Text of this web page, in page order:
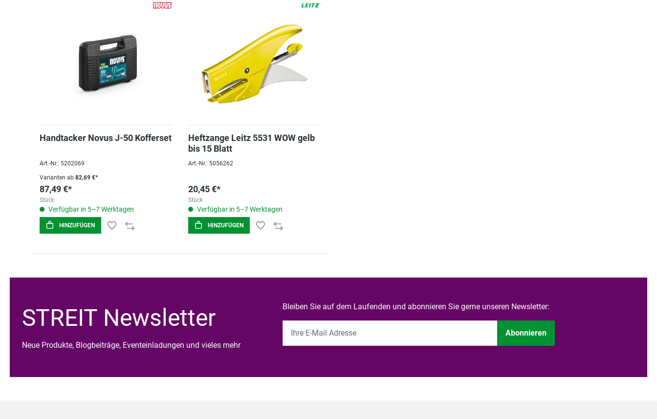
Handtacker Novus J-50 Kofferset
Art.-Nr.: 5202069
Varianten ab 82,69 €*
87,49 €*
Stück
Verfügbar in 5–7 Werktagen
HINZUFÜGEN
Heftzange Leitz 5531 WOW gelb
bis 15 Blatt
Art.-Nr.: 5056262
20,45 €*
Stück
Verfügbar in 5–7 Werktagen
HINZUFÜGEN
STREIT Newsletter
Neue Produkte, Blogbeiträge, Eventeinladungen und vieles mehr
Bleiben Sie auf dem Laufenden und abonnieren Sie gerne unseren Newsletter:
Abonnieren